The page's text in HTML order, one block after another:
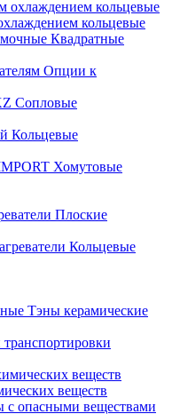
кольцевые
Квадратные
Опции к
Cопловые
Кольцевые
Хомутовые
Плоские
Кольцевые
Тэны керамические
веществ